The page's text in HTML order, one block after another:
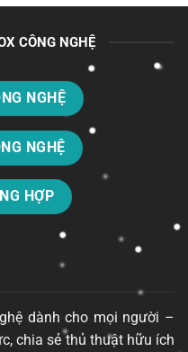
CÔNG NGHỆ
NGHỆ
NGHỆ
HỢP
dành cho mọi người –
chia sẻ thủ thuật hữu ích